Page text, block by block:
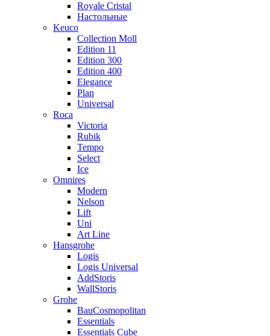
Royale Cristal
Настольные
Keuco
Collection Moll
Edition 11
Edition 300
Edition 400
Elegance
Plan
Universal
Roca
Victoria
Rubik
Tempo
Select
Ice
Omnires
Modern
Nelson
Lift
Uni
Art Line
Hansgrohe
Logis
Logis Universal
AddStoris
WallStoris
Grohe
BauCosmopolitan
Essentials
Essentials Cube